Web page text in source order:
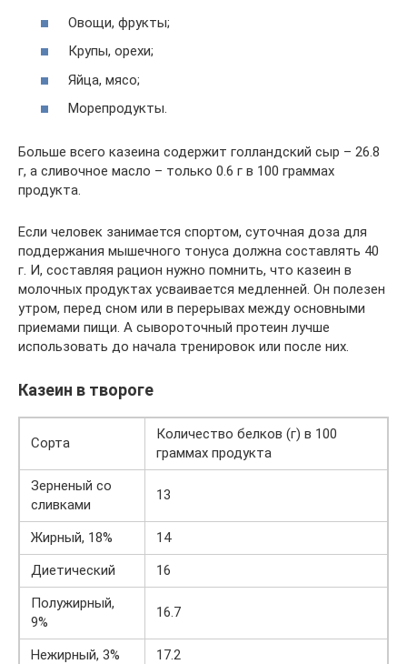
Овощи, фрукты;
Крупы, орехи;
Яйца, мясо;
Морепродукты.
Больше всего казеина содержит голландский сыр – 26.8
г, а сливочное масло – только 0.6 г в 100 граммах
продукта.
Если человек занимается спортом, суточная доза для
поддержания мышечного тонуса должна составлять 40
г. И, составляя рацион нужно помнить, что казеин в
молочных продуктах усваивается медленней. Он полезен
утром, перед сном или в перерывах между основными
приемами пищи. А сывороточный протеин лучше
использовать до начала тренировок или после них.
Казеин в твороге
Сорта
Количество белков (г) в 100
граммах продукта
Зерненый со
сливками
13
Жирный, 18%
14
Диетический
16
Полужирный,
9%
16.7
Нежирный, 3%
17.2